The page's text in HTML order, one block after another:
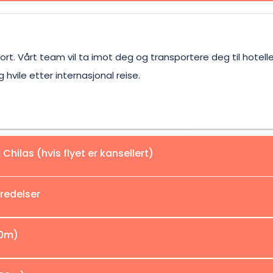
Vårt team vil ta imot deg og transportere deg til
hvile etter internasjonal reise.
(hvis flyet er kansellert)